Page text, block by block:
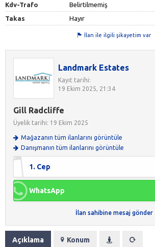
Kdv-Trafo
Belirtilmemiş
Takas
Hayır
İlan ile ilgili şikayetim var
Landmark Estates
Kayıt tarihi:
19 Ekim 2025, 21:34
Gill Radcliffe
Üyelik tarihi: 19 Ekim 2025
Mağazanın tüm ilanlarını görüntüle
Danışmanın tüm ilanlarını görüntüle
1. Cep
WhatsApp
İlan sahibine mesaj gönder
Açıklama Konum